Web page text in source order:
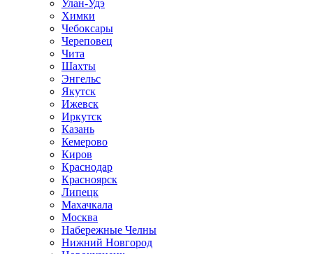
Улан-Удэ
Химки
Чебоксары
Череповец
Чита
Шахты
Энгельс
Якутск
Ижевск
Иркутск
Казань
Кемерово
Киров
Краснодар
Красноярск
Липецк
Махачкала
Москва
Набережные Челны
Нижний Новгород